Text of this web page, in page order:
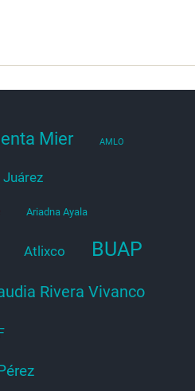
Mier AMLO
Ariadna Ayala
Atlixco BUAP
Rivera Vivanco